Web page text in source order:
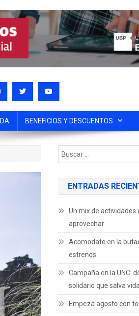
BENEFICIOS Y DESCUENTOS
ENTRADAS
Un mix de actividades
aprovechar
Acomodate en la
estrenos
Campaña en la UNC:
solidario que salva
Empezá agosto con